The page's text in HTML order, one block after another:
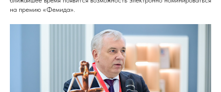
на премию «Фемида».